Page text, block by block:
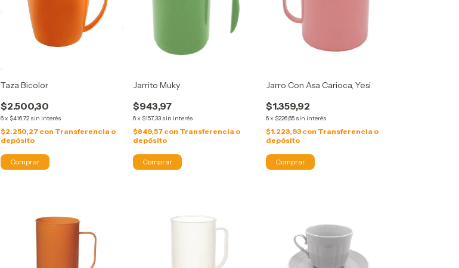
Taza Bicolor
$2.500,30
6x $416,72 sin interés
$2.250,27 con Transferencia o
depósito
Jarrito Muky
$943,97
6x $157,33 sin interés
$849,57 con Transferencia o
depósito
Jarro Con Asa Carioca, Yesi
$1.359,92
6x $226,65 sin interés
$1.223,93 con Transferencia o
depósito